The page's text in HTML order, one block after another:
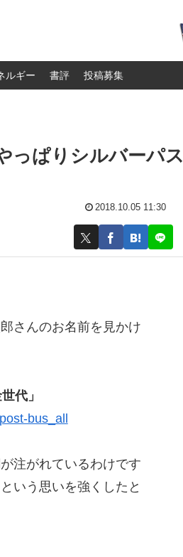
ルギー 書評 投稿募集
っぱりシルバーパス
2018.10.05 11:30
さんのお名前を見かけ
代」
bus_all
注がれているわけです
という思いを強くしたと